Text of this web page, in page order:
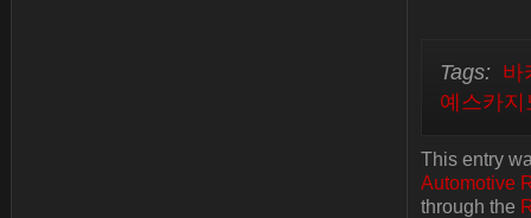
Tags: 바
예스카
This entry
Automotive
through the